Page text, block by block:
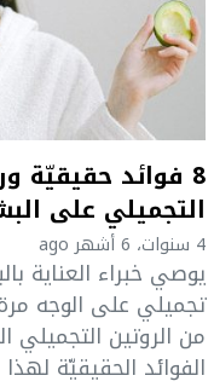
8 فوائد حقيقيّة
التجميلي على
4 سنوات، 6 أشهر ago
يوصي خبراء العناية
تجميلي على الوجه
من الروتين
الفوائد الحقيقيّة